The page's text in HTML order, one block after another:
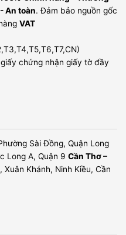
An toàn. Đảm bảo nguồn gốc
VAT
chứng nhận giấy tờ đầy
Sài Đồng, Quận Long
Long A, Quận 9 Cần Thơ –
Khánh, Ninh Kiều, Cần